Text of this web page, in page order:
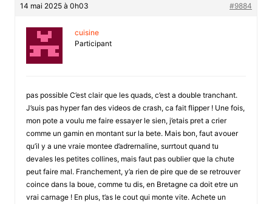
14 mai 2025 à 0h03 #9884
cuisine
Participant
pas possible C’est clair que les quads, c’est a double tranchant.
J’suis pas hyper fan des videos de crash, ca fait flipper ! Une fois,
mon pote a voulu me faire essayer le sien, j’etais pret a crier
comme un gamin en montant sur la bete. Mais bon, faut avouer
qu’il y a une vraie montee d’adrernaline, surrtout quand tu
devales les petites collines, mais faut pas oublier que la chute
peut faire mal. Franchement, y’a rien de pire que de se retrouver
coince dans la boue, comme tu dis, en Bretagne ca doit etre un
vrai carnage ! En plus, t’as le cout qui monte vite. Achete un